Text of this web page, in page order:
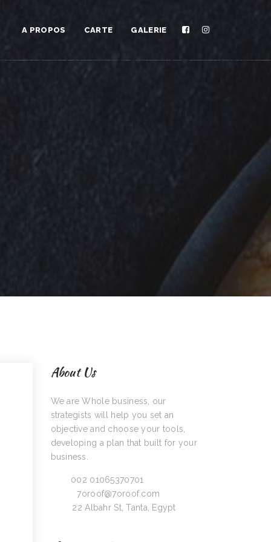
A PROPOS CARTE GALERIE
About Us
We are Whole business, our
strategists will help you set an
objective and choose your tools,
developing a plan that built for your
business.
002 01065370701
7oroof@7oroof.com
22 Albahr St, Tanta, Egypt